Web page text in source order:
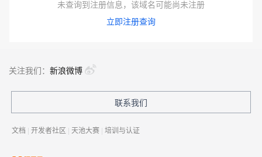
未查询到注册信息，该域名可能尚未注册
立即注册查询
关注我们： 新浪微博
联系我们
文档 | 开发者社区 | 天池大赛 | 培训与认证